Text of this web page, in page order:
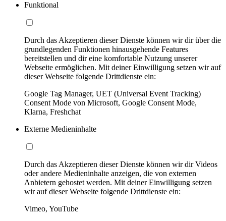
Funktional
Durch das Akzeptieren dieser Dienste können wir dir über die
grundlegenden Funktionen hinausgehende Features
bereitstellen und dir eine komfortable Nutzung unserer
Webseite ermöglichen. Mit deiner Einwilligung setzen wir auf
dieser Webseite folgende Drittdienste ein:
Google Tag Manager, UET (Universal Event Tracking)
Consent Mode von Microsoft, Google Consent Mode,
Klarna, Freshchat
Externe Medieninhalte
Durch das Akzeptieren dieser Dienste können wir dir Videos
oder andere Medieninhalte anzeigen, die von externen
Anbietern gehostet werden. Mit deiner Einwilligung setzen
wir auf dieser Webseite folgende Drittdienste ein:
Vimeo, YouTube